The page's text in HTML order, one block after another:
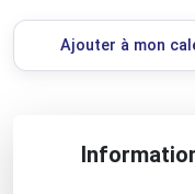
Ajouter à mon